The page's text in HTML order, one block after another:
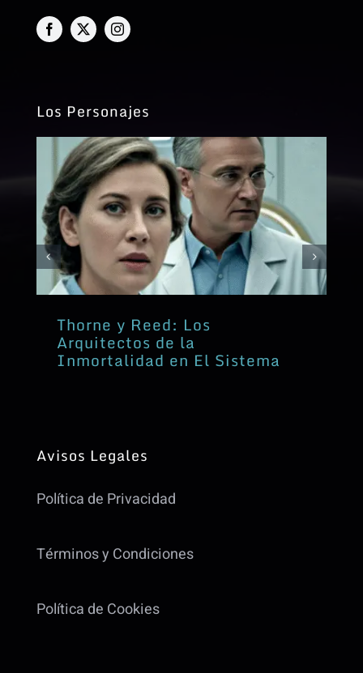
Los Personajes
Thorne y Reed: Los
Arquitectos de la
Inmortalidad en El Sistema
Avisos Legales
Política de Privacidad
Términos y Condiciones
Política de Cookies